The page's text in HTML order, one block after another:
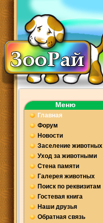
Меню
Главная
Форум
Новости
Заселение животных
Уход за животными
Стена памяти
Галерея животных
Поиск по реквизитам
Гостевая книга
Наши друзья
Обратная связь